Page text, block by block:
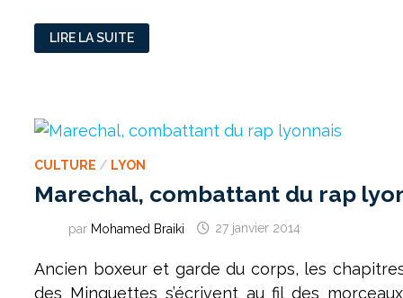
OUMSE
DIA,
L’INTERNATIONAL
LIRE LA SUITE
CULTURE / LYON
Marechal, combattant du rap
par Mohamed Braiki 27 janvier 2014
Ancien boxeur et garde du corps, les
des Minguettes s’écrivent au fil des